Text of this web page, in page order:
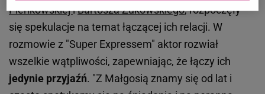
PieńkowskiejiBartosza Żukowskiego, rozpoczęły
się spekulacje na temat łączącej ich relacji. W
rozmowie z "Super Expressem" aktor rozwiał
wszelkie wątpliwości, zapewniając, że łączy ich
jedynie przyjaźń. "Z Małgosią znamy się od lat i